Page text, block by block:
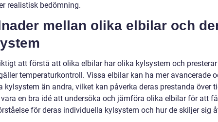
realistisk bedömning.
mellan olika elbilar och
att förstå att olika elbilar har olika kylsystem och
temperaturkontroll. Vissa elbilar kan ha mer avancerade
kylsystem än andra, vilket kan påverka deras prestanda över
en bra idé att undersöka och jämföra olika elbilar för att
för deras individuella kylsystem och hur de skiljer sig